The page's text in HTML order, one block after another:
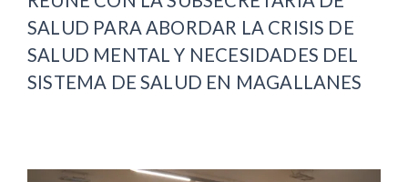
SALUD PARA ABORDAR LA CRISIS DE
SALUD MENTAL Y NECESIDADES DEL
SISTEMA DE SALUD EN MAGALLANES